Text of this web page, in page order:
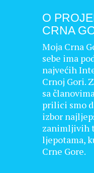
O
CRNA
Moja Crna
sebe ima
najvećih
Crnoj Gori.
sa
prilici smo
izbor
zanimljivih
ljepotama,
Crne Gore.